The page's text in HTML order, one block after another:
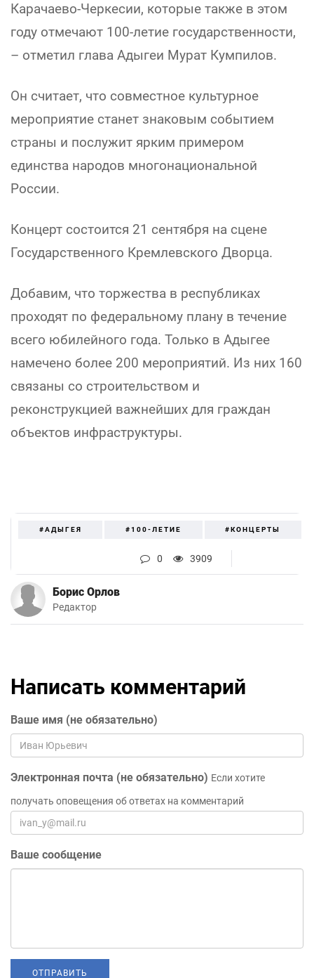
Карачаево-Черкесии, которые также в этом
году отмечают 100-летие государственности,
– отметил глава Адыгеи Мурат Кумпилов.
Он считает, что совместное культурное
мероприятие станет знаковым событием
страны и послужит ярким примером
единства народов многонациональной
России.
Концерт состоится 21 сентября на сцене
Государственного Кремлевского Дворца.
Добавим, что торжества в республиках
проходят по федеральному плану в течение
всего юбилейного года. Только в Адыгее
намечено более 200 мероприятий. Из них 160
связаны со строительством и
реконструкцией важнейших для граждан
объектов инфраструктуры.
#АДЫГЕЯ #100-ЛЕТИЕ #КОНЦЕРТЫ
0 3909
Борис Орлов
Редактор
Написать комментарий
Ваше имя (не обязательно)
Электронная почта (не обязательно) Если хотите
получать оповещения об ответах на комментарий
Ваше сообщение